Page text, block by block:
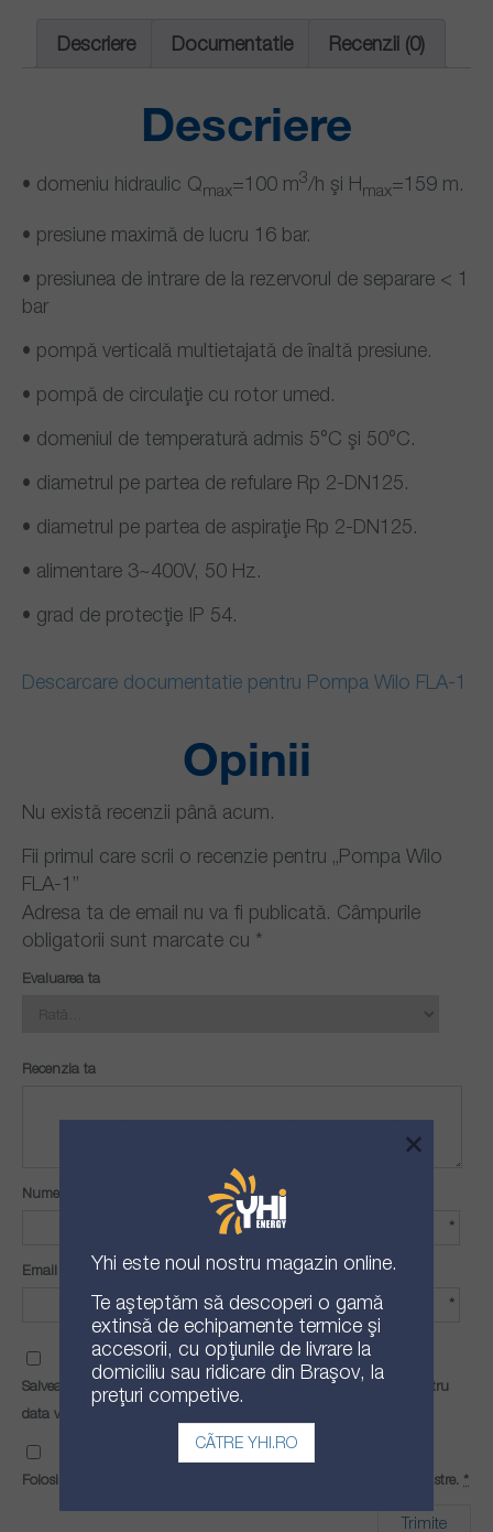
Descriere Documentatie Recenzii (0)
Descriere
• domeniu hidraulic Qmax=100 m3/h şi Hmax=159 m.
• presiune maximă de lucru 16 bar.
• presiunea de intrare de la rezervorul de separare < 1
bar
• pompă verticală multietajată de înaltă presiune.
• pompă de circulaţie cu rotor umed.
• domeniul de temperatură admis 5°C şi 50°C.
• diametrul pe partea de refulare Rp 2-DN125.
• diametrul pe partea de aspiraţie Rp 2-DN125.
• alimentare 3~400V, 50 Hz.
• grad de protecţie IP 54.
Descarcare documentatie pentru Pompa Wilo FLA-1
Opinii
Nu există recenzii până acum.
Fii primul care scrii o recenzie pentru „Pompa Wilo
FLA-1”
Adresa ta de email nu va fi publicată. Câmpurile
obligatorii sunt marcate cu *
Evaluarea ta
Recenzia ta
Nume
*
Email
*
Salvează-mi numele, emailul și site-ul web în acest navigator pentru
data viitoare când o să comentez.
Folosind acest formular, ești de acord cu noastre. *
Yhi este noul nostru magazin online.
Te așteptăm să descoperi o gamă
extinsă de echipamente termice și
accesorii, cu opțiunile de livrare la
domiciliu sau ridicare din Brașov, la
prețuri competive.
CĂTRE YHI.RO
×